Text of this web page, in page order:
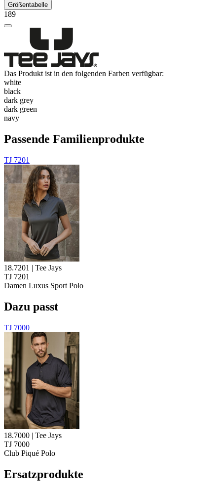
Größentabelle
189
Das Produkt ist in den folgenden Farben verfügbar:
white
black
dark grey
dark green
navy
Passende Familienprodukte
TJ 7201
18.7201 | Tee Jays
TJ 7201
Damen Luxus Sport Polo
Dazu passt
TJ 7000
18.7000 | Tee Jays
TJ 7000
Club Piqué Polo
Ersatzprodukte